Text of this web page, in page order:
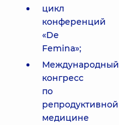
цикл
конференций
«De
Femina»;
Международный
конгресс
по
репродуктивной
медицине